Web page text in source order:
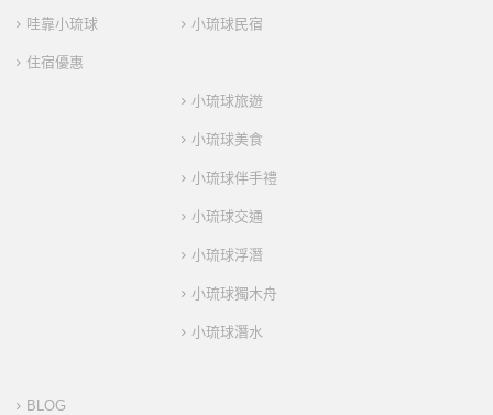
哇靠小琉球
住宿優惠
小琉球民宿
小琉球旅遊
小琉球美食
小琉球伴手禮
小琉球交通
小琉球浮潛
小琉球獨木舟
小琉球潛水
BLOG